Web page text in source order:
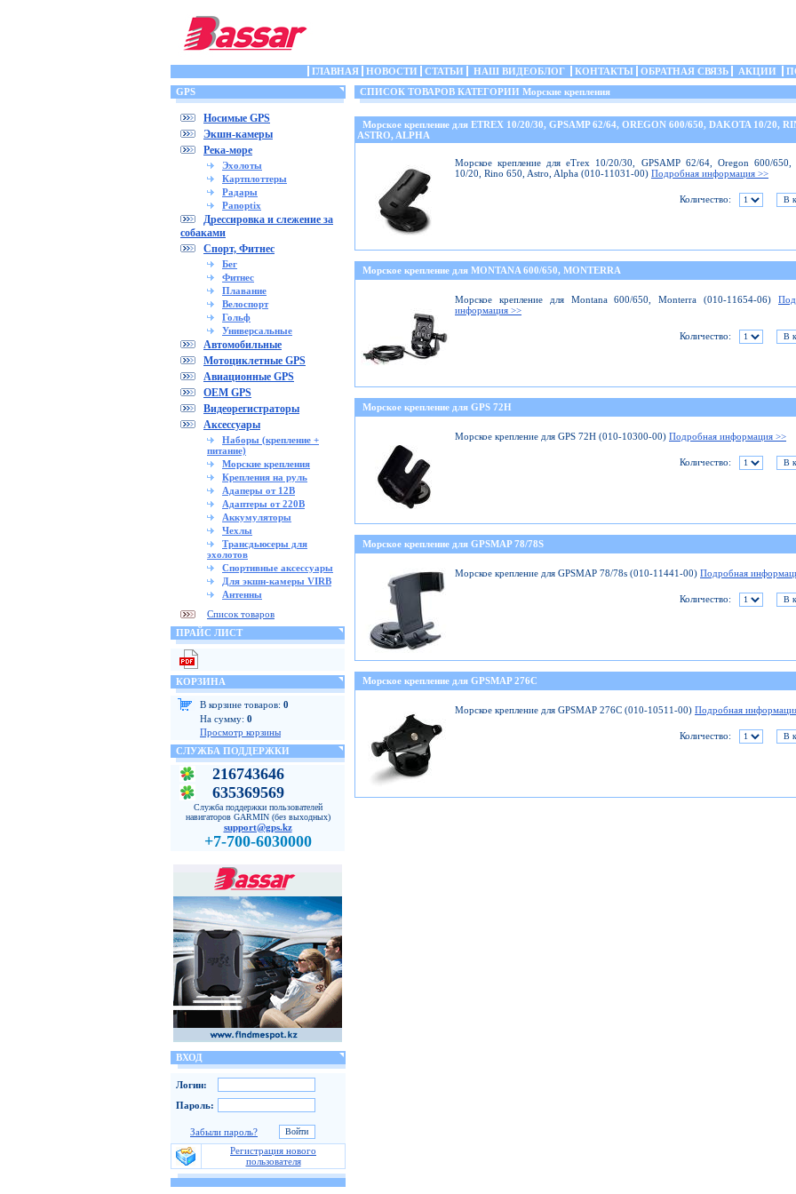
ГЛАВНАЯ НОВОСТИ СТАТЬИ НАШ ВИДЕОБЛОГ КОНТАКТЫ ОБРАТНАЯ СВЯЗЬ АКЦИИ
GPS
Носимые GPS
Экшн-камеры
Река-море
Эхолоты
Картплоттеры
Радары
Panoptix
Дрессировка и слежение за
собаками
Спорт, Фитнес
Бег
Фитнес
Плавание
Велоспорт
Гольф
Универсальные
Автомобильные
Мотоциклетные GPS
Авиационные GPS
OEM GPS
Видеорегистраторы
Аксессуары
Наборы (крепление +
питание)
Морские крепления
Крепления на руль
Адаперы от 12В
Адаптеры от 220В
Аккумуляторы
Чехлы
Трансдьюсеры для
эхолотов
Спортивные аксессуары
Для экшн-камеры VIRB
Антенны
Список товаров
ПРАЙС ЛИСТ
КОРЗИНА
В корзине товаров: 0
На сумму: 0
Просмотр корзины
СЛУЖБА ПОДДЕРЖКИ
216743646
635369569
Служба поддержки пользователей
навигаторов GARMIN (без выходных)
support@gps.kz
+7-700-6030000
ВХОД
Логин:
Пароль:
Забыли пароль?
Регистрация нового
пользователя
СПИСОК ТОВАРОВ КАТЕГОРИИ Морские крепления
Морское крепление для ETREX 10/20/30, GPSAMP 62/64, OREGON 600/650, DAKOTA 10/20,
ASTRO, ALPHA
Морское крепление для eTrex 10/20/30, GPSAMP 62/64, Oregon 600/650,
10/20, Rino 650, Astro, Alpha (010-11031-00) Подробная информация >>
Количество:
Морское крепление для MONTANA 600/650, MONTERRA
Морское крепление для Montana 600/650, Monterra (010-11654-06)
информация >>
Количество:
Морское крепление для GPS 72H
Морское крепление для GPS 72H (010-10300-00) Подробная информация >>
Количество:
Морское крепление для GPSMAP 78/78S
Морское крепление для GPSMAP 78/78s (010-11441-00) Подробная
Количество:
Морское крепление для GPSMAP 276C
Морское крепление для GPSMAP 276C (010-10511-00) Подробная
Количество: